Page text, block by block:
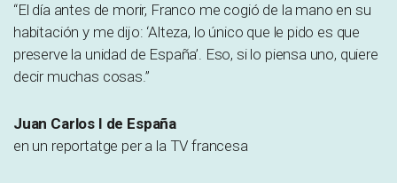
“El día antes de morir, Franco me cogió de la mano en su
habitación y me dijo: ‘Alteza, lo único que le pido es que
preserve la unidad de España’. Eso, si lo piensa uno, quiere
decir muchas cosas.”
Juan Carlos I de España
en un reportatge per a la TV francesa